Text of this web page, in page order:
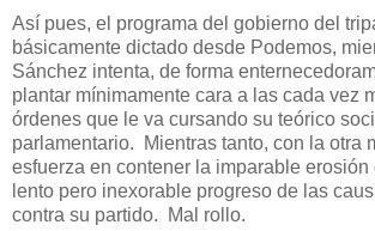
Así pues, el programa del gobierno del
básicamente dictado desde Podemos,
Sánchez intenta, de forma
plantar mínimamente cara a las cada vez
órdenes que le va cursando su teórico
parlamentario. Mientras tanto, con la otra
esfuerza en contener la imparable erosión
lento pero inexorable progreso de las
contra su partido. Mal rollo.